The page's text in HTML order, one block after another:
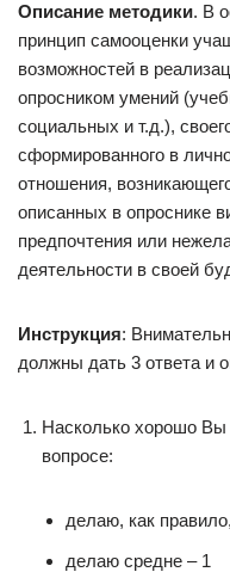
Описание методики. В
принцип самооценки
возможностей в
опросником умений
социальных и т.д.),
сформированного в
отношения,
описанных в опроснике
предпочтения или
деятельности в своей
Инструкция:
должны дать 3 ответа и
Насколько хорошо Вы
вопросе:
делаю, как
делаю средне – 1